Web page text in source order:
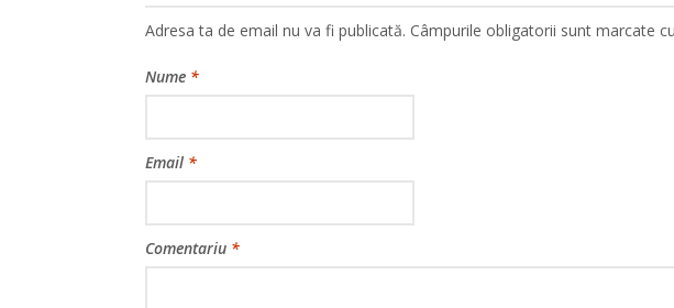
Adresa ta de email nu va fi publicată. Câmpurile obligatorii sunt marcate cu
Nume *
Email *
Comentariu *